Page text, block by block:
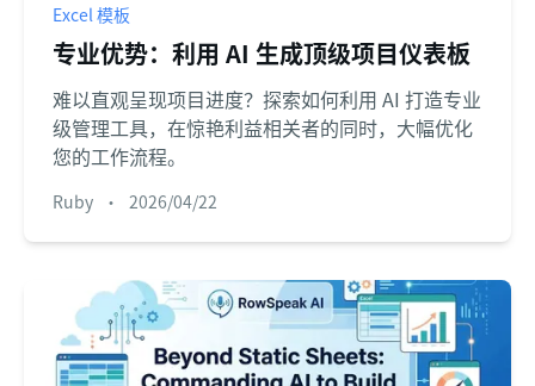
Excel 模板
专业优势：利用 AI 生成顶级项目仪表板
难以直观呈现项目进度？探索如何利用 AI 打造专业
级管理工具，在惊艳利益相关者的同时，大幅优化
您的工作流程。
Ruby • 2026/04/22